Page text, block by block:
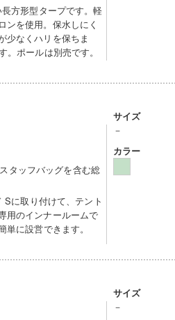
方形型タープです。軽
ンを使用。保水しにく
少なくハリを保ちま
ポールは別売です。
タッフバッグを含む総
Sに取り付けて、テント
用のインナールームで
に設営できます。
サイズ
－
カラー
サイズ
－